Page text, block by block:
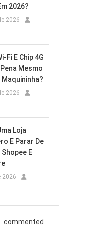
2026?
2026
E Chip 4G
Pena Mesmo
Maquininha?
2026
Loja
E Parar De
Shopee E
2026
commented